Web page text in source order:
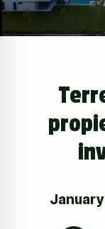
January